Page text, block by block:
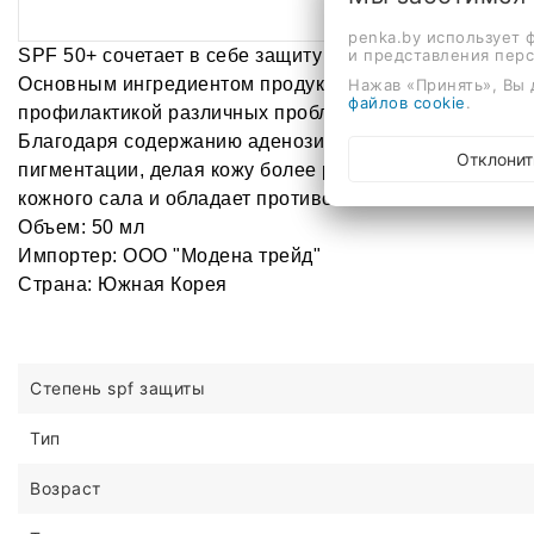
SPF 50+ сочетает в себе защиту от
Основным ингредиентом продукта является масло
профилактикой различных проблем кожи.
Благодаря содержанию аденозина и ниацинамида,
пигментации, делая кожу более ровной. Комплекс
кожного сала и обладает противовоспалительными
Объем: 50 мл
Импортер: ООО "Модена трейд"
Страна: Южная Корея
Степень spf защиты
Тип
Возраст
penka.by использует
и представления
Нажав «Принять», Вы
файлов cookie.